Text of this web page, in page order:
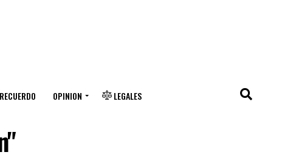
RECUERDO OPINION LEGALES